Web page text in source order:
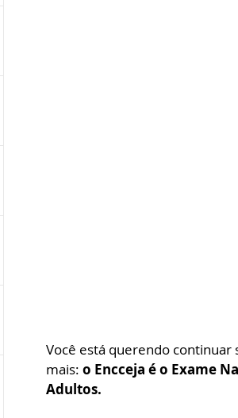
Você está querendo continuar
mais: o Encceja é o Exame
Adultos.